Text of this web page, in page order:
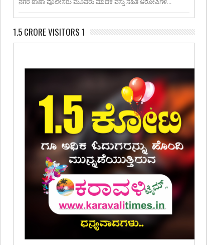
ನಗರ ಠಾಣಾ ಪೊಲೀಸರು ಮೂವರು ಮಾದಕ ವಸ್ತು ಸಹಿತ ಆರೋಪಿಗಳ...
1.5 CRORE VISITORS 1